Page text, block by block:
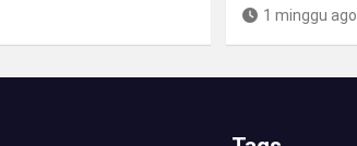
1 minggu ago